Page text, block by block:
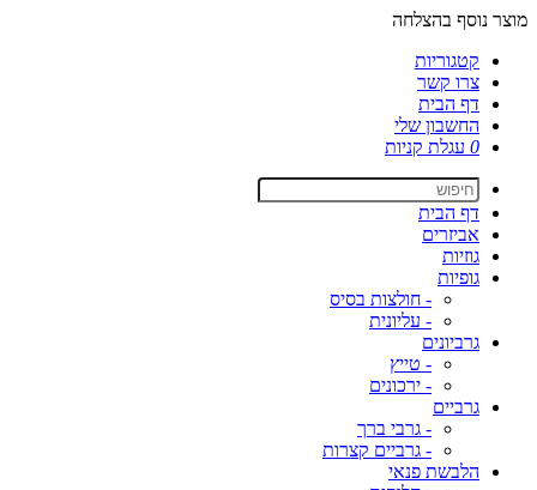
מוצר נוסף בהצלחה
קטגוריות
צרו קשר
דף הבית
החשבון שלי
0 עגלת קניות
דף הבית
אביזרים
גוזיות
גופיות
- חולצות בסיס
- עליונית
גרביונים
- טייץ
- ירכונים
גרביים
- גרבי ברך
- גרביים קצרות
הלבשת פנאי